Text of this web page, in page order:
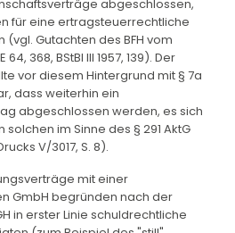
abgeschlossen,
für eine ertragsteuerrechtliche
Gutachten des BFH vom
64, 368, BStBl III 1957, 139). Der
vor diesem Hintergrund mit § 7a
dass weiterhin ein
abgeschlossen werden, es sich
im Sinne des § 291 AktG
V/3017, S. 8).
mit einer
GmbH begründen nach der
in erster Linie schuldrechtliche